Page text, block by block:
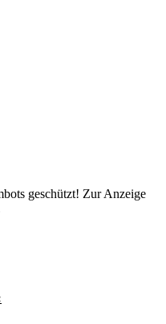
geschützt! Zur Anzeige